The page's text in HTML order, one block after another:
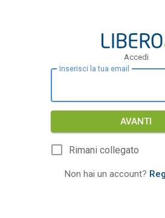
Accedi
Inserisci la tua email
AVANTI
Rimani collegato
Non hai un account?